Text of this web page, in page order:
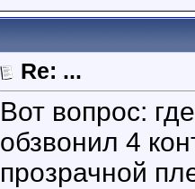
Re: ...
Вот вопрос:
обзвонил 4
прозрачной